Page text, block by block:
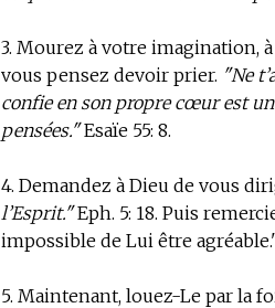
3. Mourez à votre imagination,
vous pensez devoir prier. "Ne
confie en son propre cœur est
pensées." Esaïe 55: 8.
4. Demandez à Dieu de vous
l’Esprit." Eph. 5: 18. Puis
impossible de Lui être agréable."
5. Maintenant, louez-Le par la